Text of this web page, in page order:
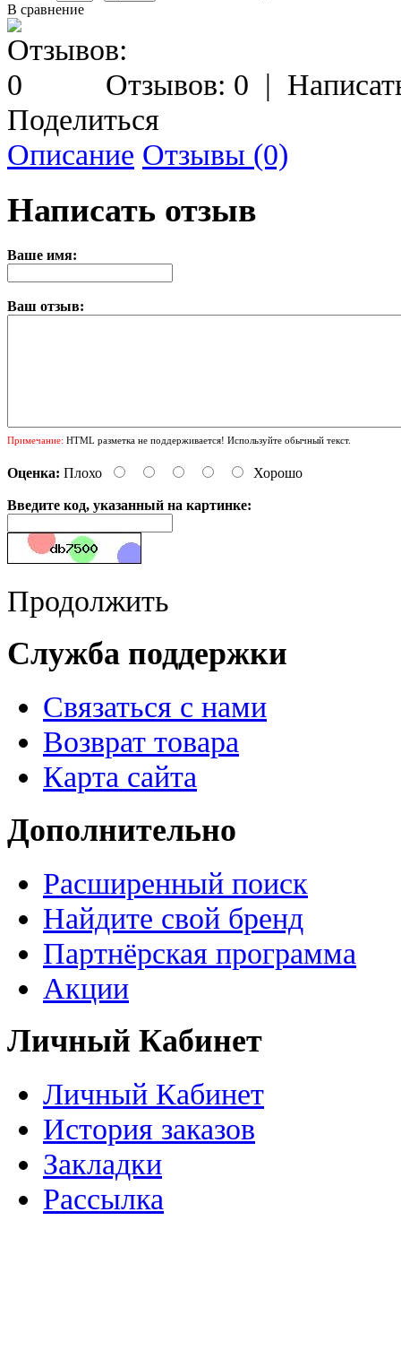
В сравнение
Отзывов: 0 |
Поделиться
Описание Отзывы (0)
Написать отзыв
Ваше имя:
Ваш отзыв:
Примечание: HTML разметка не поддерживается! Используйте обычный текст.
Оценка: Плохо Хорошо
Введите код, указанный на картинке:
Продолжить
Служба поддержки
Связаться с нами
Возврат товара
Карта сайта
Дополнительно
Расширенный поиск
Найдите свой бренд
Партнёрская программа
Акции
Личный Кабинет
Личный Кабинет
История заказов
Закладки
Рассылка